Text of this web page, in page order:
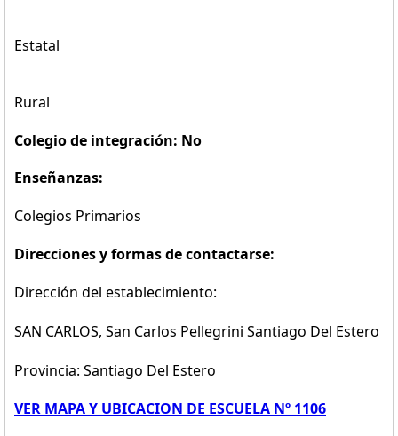
Estatal
Rural
Colegio de integración: No
Enseñanzas:
Colegios Primarios
Direcciones y formas de contactarse:
Dirección del establecimiento:
SAN CARLOS, San Carlos Pellegrini Santiago Del Estero
Provincia: Santiago Del Estero
VER MAPA Y UBICACION DE ESCUELA Nº 1106